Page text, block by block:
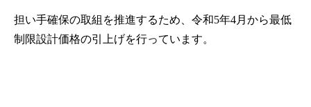
担い手確保の取組を推進するため、令和5年4月から最低
制限設計価格の引上げを行っています。